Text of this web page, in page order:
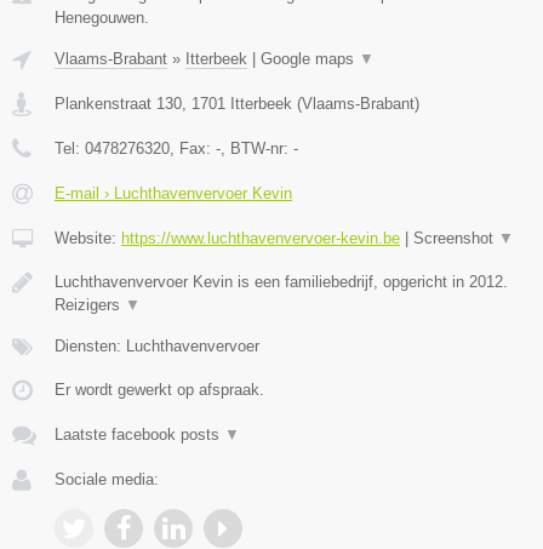
Henegouwen.
Vlaams-Brabant » Itterbeek Google maps ▼
Plankenstraat 130, 1701 Itterbeek (Vlaams-Brabant)
Tel: 0478276320, Fax: -, BTW-nr: -
E-mail › Luchthavenvervoer Kevin
Website: https://www.luchthavenvervoer-kevin.be Screenshot ▼
Luchthavenvervoer Kevin is een familiebedrijf, opgericht in 2012.
Reizigers ▼
Diensten: Luchthavenvervoer
Er wordt gewerkt op afspraak.
Laatste facebook posts ▼
Sociale media: